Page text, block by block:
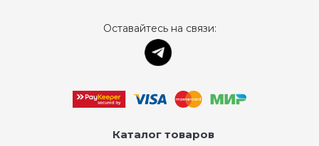
Оставайтесь на связи:
Каталог товаров